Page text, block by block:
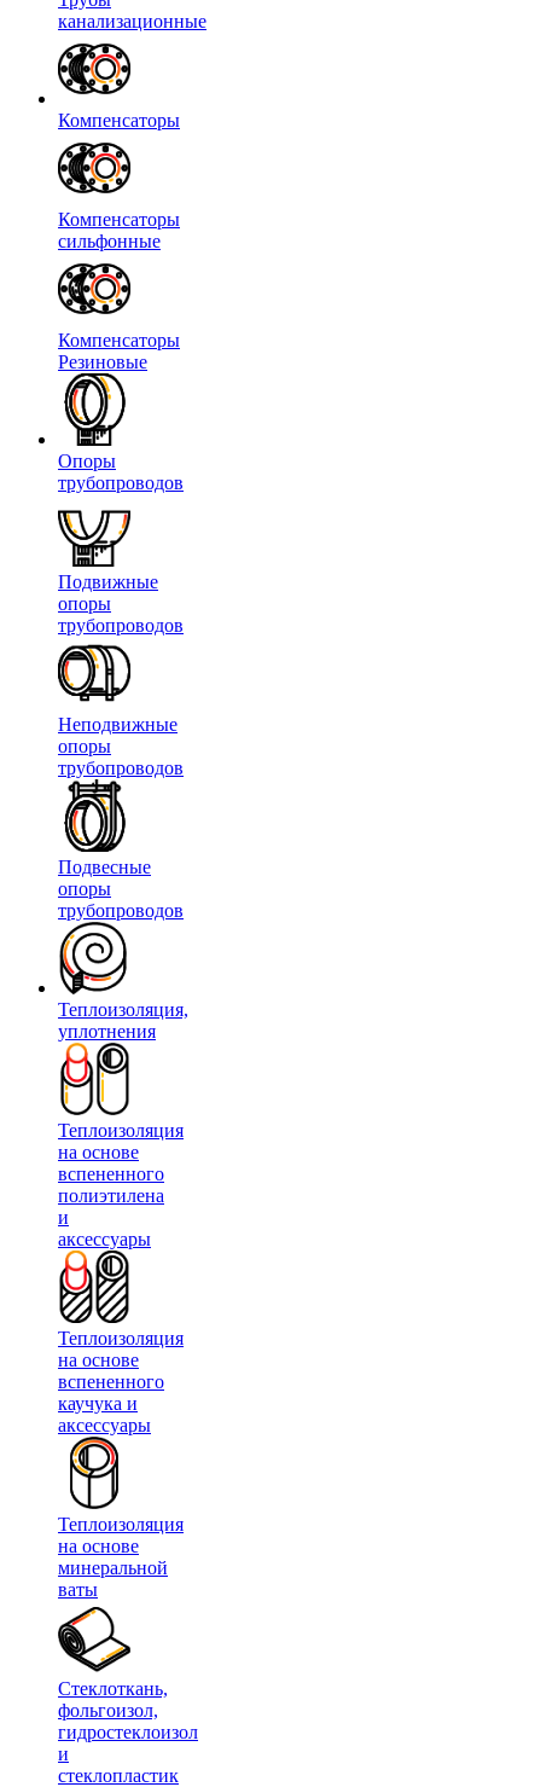
канализационные
Компенсаторы
Компенсаторы
сильфонные
Компенсаторы
Резиновые
Опоры
трубопроводов
Подвижные
опоры
трубопроводов
Неподвижные
опоры
трубопроводов
Подвесные
опоры
трубопроводов
Теплоизоляция,
уплотнения
Теплоизоляция
на основе
вспененного
полиэтилена
и
аксессуары
Теплоизоляция
на основе
вспененного
каучука и
аксессуары
Теплоизоляция
на основе
минеральной
ваты
Стеклоткань,
фольгоизол,
гидростеклоизол
и
стеклопластик